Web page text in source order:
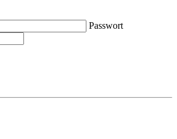
Passwort